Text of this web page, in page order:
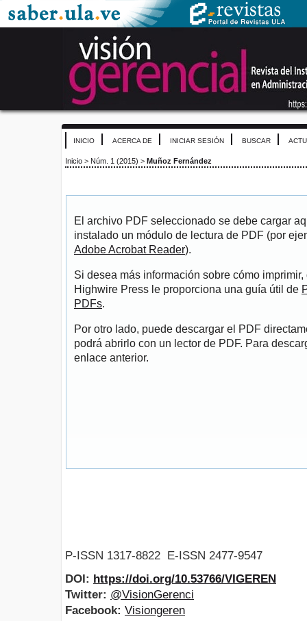
INICIO ACERCA DE INICIAR SESIÓN BUSCAR
Inicio > Núm. 1 (2015) > Muñoz Fernández
El archivo PDF seleccionado se debe cargar
instalado un módulo de lectura de PDF (por
Adobe Acrobat Reader).
Si desea más información sobre cómo
Highwire Press le proporciona una guía útil de
PDFs.
Por otro lado, puede descargar el PDF
podrá abrirlo con un lector de PDF. Para
enlace anterior.
P-ISSN 1317-8822 E-ISSN 2477-9547
DOI: https://doi.org/10.53766/VIGEREN
Twitter: @VisionGerenci
Facebook: Visiongeren